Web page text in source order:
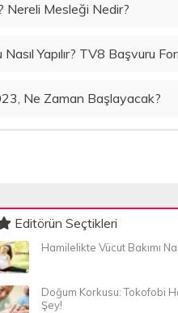
Nereli Mesleği Nedir?
Yapılır? TV8 Başvuru
Ne Zaman Başlayacak?
Editörün Seçtikleri
Hamilelikte Vücut Bakımı
Doğum Korkusu: Tokofobi
Şey!